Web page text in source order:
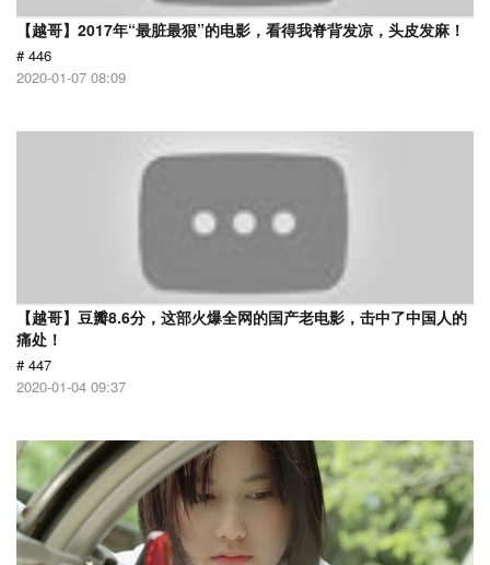
【越哥】2017年“最脏最狠”的电影，看得我脊背发凉，头皮发麻！
# 446
2020-01-07 08:09
【越哥】豆瓣8.6分，这部火爆全网的国产老电影，击中了中国人的
痛处！
# 447
2020-01-04 09:37